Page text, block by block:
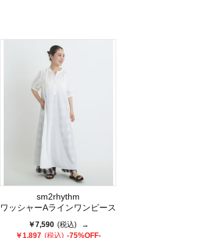
sm2rhythm
ワッシャーAラインワンピース
￥7,590 (税込)
→
￥1,897 (税込) -75%OFF-